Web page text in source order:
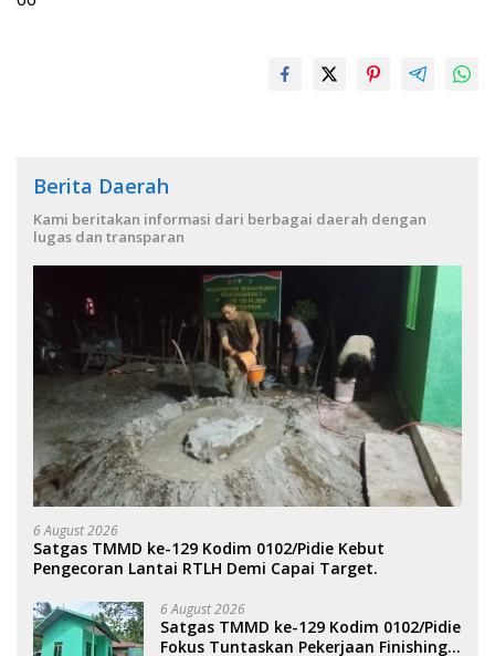
Berita Daerah
Kami beritakan informasi dari berbagai daerah dengan
lugas dan transparan
6 August 2026
Satgas TMMD ke-129 Kodim 0102/Pidie Kebut
Pengecoran Lantai RTLH Demi Capai Target.
6 August 2026
Satgas TMMD ke-129 Kodim 0102/Pidie
Fokus Tuntaskan Pekerjaan Finishing